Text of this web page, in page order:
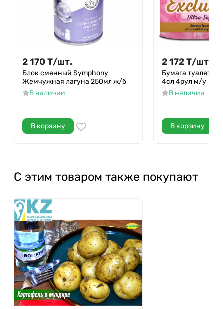
2 170 Т/шт.
Блок сменный Symphony
Жемчужная лагуна 250мл ж/б
В наличии
В корзину
2 172Т/шт.
Бумага
4сл 4рул м/у
В наличии
В корзину
С этим товаром также покупают